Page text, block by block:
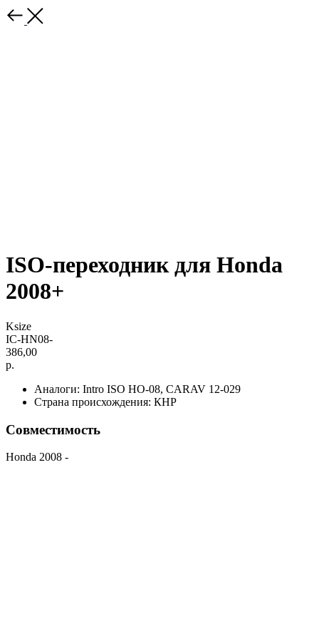
ISO-переходник для Honda
2008+
Ksize
IC-HN08-
386,00
р.
Аналоги: Intro ISO HO-08, CARAV 12-029
Страна происхождения: КНР
Совместимость
Honda 2008 -